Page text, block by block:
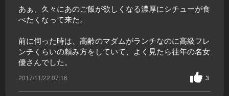
あぁ、久々にあのご飯が欲しくなる濃厚にシチューが食
べたくなって来た。
前に伺った時は、高齢のマダムがランチなのに高級フレ
ンチくらいの頼み方をしていて、よく見たら往年の名女
優さんでした。
2017/11/22 07:16 3